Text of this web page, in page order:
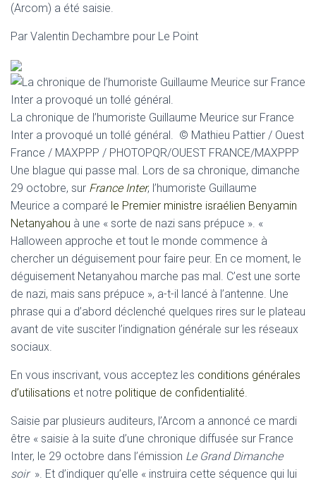
(Arcom) a été saisie.
Par Valentin Dechambre pour Le Point
La chronique de l’humoriste Guillaume Meurice sur France
Inter a provoqué un tollé général. © Mathieu Pattier / Ouest
France / MAXPPP / PHOTOPQR/OUEST FRANCE/MAXPPP
Une blague qui passe mal. Lors de sa chronique, dimanche
29 octobre, sur France Inter, l’humoriste Guillaume
Meurice a comparé le Premier ministre israélien Benyamin
Netanyahou à une « sorte de nazi sans prépuce ». «
Halloween approche et tout le monde commence à
chercher un déguisement pour faire peur. En ce moment, le
déguisement Netanyahou marche pas mal. C’est une sorte
de nazi, mais sans prépuce », a-t-il lancé à l’antenne. Une
phrase qui a d’abord déclenché quelques rires sur le plateau
avant de vite susciter l’indignation générale sur les réseaux
sociaux.
En vous inscrivant, vous acceptez les conditions générales
d’utilisations et notre politique de confidentialité.
Saisie par plusieurs auditeurs, l’Arcom a annoncé ce mardi
être « saisie à la suite d’une chronique diffusée sur France
Inter, le 29 octobre dans l’émission Le Grand Dimanche
soir ». Et d’indiquer qu’elle « instruira cette séquence qui lui